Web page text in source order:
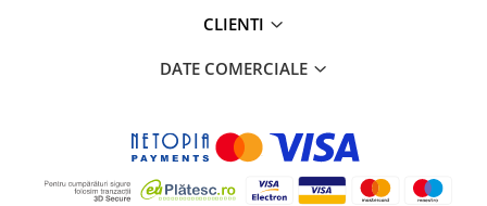
CLIENTI
DATE COMERCIALE